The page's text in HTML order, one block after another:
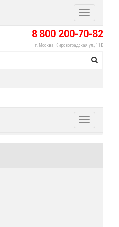
Toggle
navigation
8 800 200-70-82
г. Москва, Кировоградская ул., 11Б
Toggle
navigation